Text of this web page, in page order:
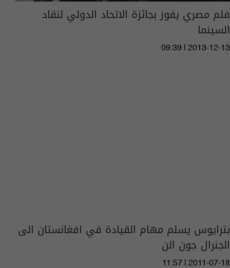
فلم مصري يفوز بجائزة الاتحاد الدولي لنقاد
السينما
09:39 | 2013-12-13
بترايوس يسلم مهام القيادة في افغانستان الى
الجنرال جون الن
11:57 | 2011-07-18